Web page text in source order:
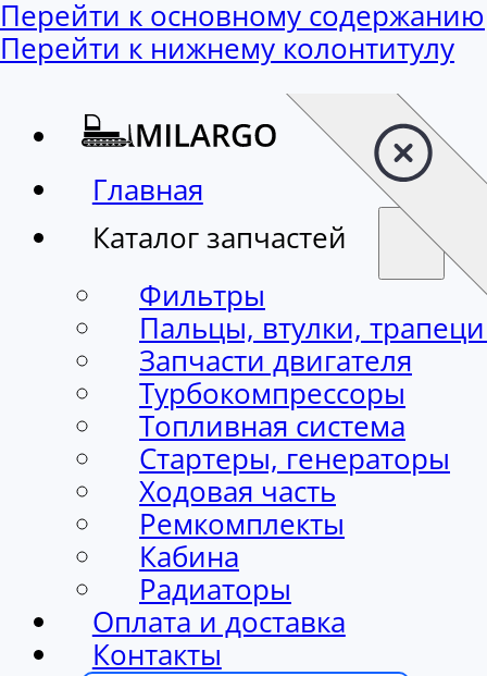
Перейти к основному содержанию
Перейти к нижнему колонтитулу
Главная
Каталог запчастей
Фильтры
Пальцы, втулки,
Запчасти двигателя
Турбокомпрессоры
Топливная система
Стартеры, генераторы
Ходовая часть
Ремкомплекты
Кабина
Радиаторы
Оплата и доставка
Контакты